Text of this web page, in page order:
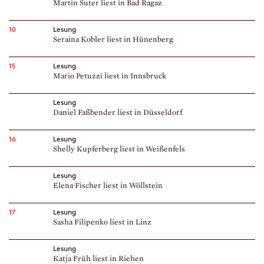
Martin Suter liest in Bad Ragaz
10
Lesung
Seraina Kobler liest in Hünenberg
15
Lesung
Mario Petuzzi liest in Innsbruck
Lesung
Daniel Faßbender liest in Düsseldorf
16
Lesung
Shelly Kupferberg liest in Weißenfels
Lesung
Elena Fischer liest in Wöllstein
17
Lesung
Sasha Filipenko liest in Linz
Lesung
Katja Früh liest in Riehen